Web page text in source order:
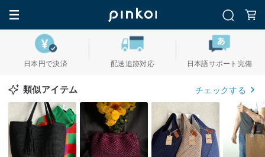
日本円で決済 配送追跡対応 日本語サポート完備
類似アイテム チェックする